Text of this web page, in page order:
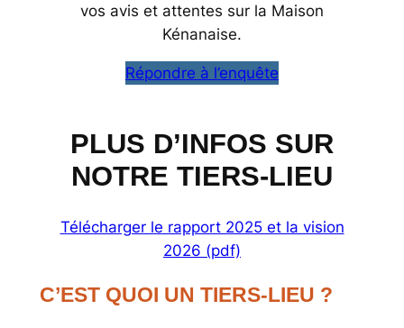
vos avis et attentes sur la Maison
Kénanaise.
Répondre à l’enquête
PLUS D’INFOS SUR
NOTRE TIERS-LIEU
Télécharger le rapport 2025 et la vision
2026 (pdf)
C’EST QUOI UN TIERS-LIEU ?